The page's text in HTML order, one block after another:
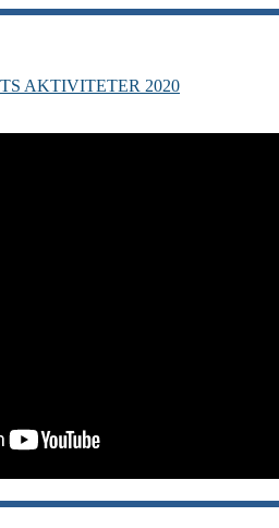
AKTIVITETER 2020